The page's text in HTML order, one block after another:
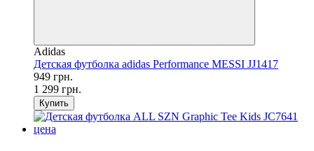
Adidas
Детская футболка adidas Performance MESSI JJ1417
949 грн.
1 299 грн.
Купить